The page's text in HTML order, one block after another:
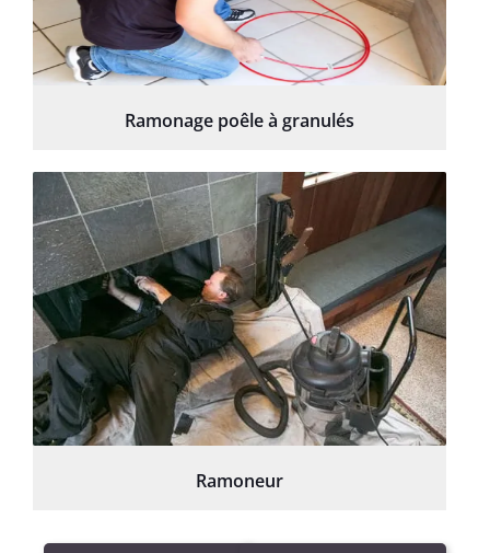
Ramonage poêle à granulés
Ramoneur